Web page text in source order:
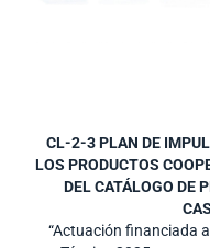
CL-2-3 PLAN DE
LOS PRODUCTOS
DEL CATÁLOGO DE
“Actuación financiada